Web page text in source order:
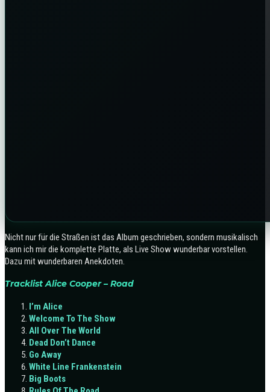
Nicht nur für die Straßen ist das Album geschrieben, sondern musikalisch
kann ich mir die komplette Platte, als Live Show wunderbar vorstellen.
Dazu mit wunderbaren Anekdoten.
Tracklist Alice Cooper – Road
I’m Alice
Welcome To The Show
All Over The World
Dead Don’t Dance
Go Away
White Line Frankenstein
Big Boots